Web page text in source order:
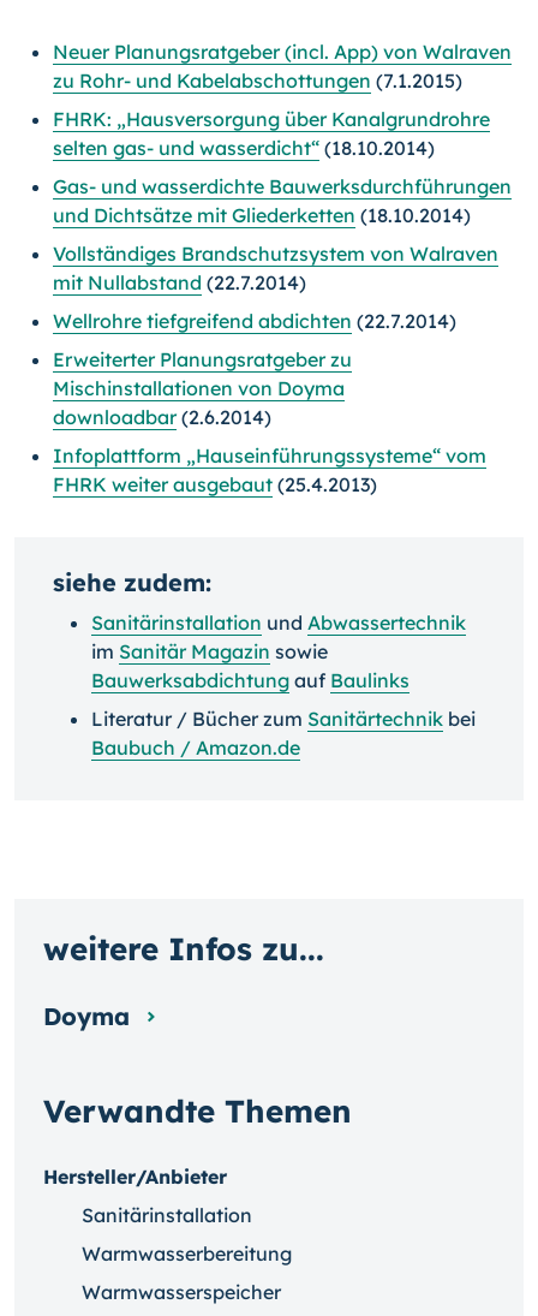
Neuer Planungsratgeber (incl. App) von Walraven
zu Rohr- und Kabelabschottungen (7.1.2015)
FHRK: „Hausversorgung über Kanalgrundrohre
selten gas- und wasserdicht“ (18.10.2014)
Gas- und wasserdichte Bauwerksdurchführungen
und Dichtsätze mit Gliederketten (18.10.2014)
Vollständiges Brandschutzsystem von Walraven
mit Nullabstand (22.7.2014)
Wellrohre tiefgreifend abdichten (22.7.2014)
Erweiterter Planungsratgeber zu
Mischinstallationen von Doyma
downloadbar(2.6.2014)
Infoplattform „Hauseinführungssysteme“ vom
FHRK weiter ausgebaut (25.4.2013)
siehe zudem:
Sanitärinstallation und Abwassertechnik
im Sanitär Magazin sowie
Bauwerksabdichtung auf Baulinks
Literatur / Bücher zum Sanitärtechnik bei
Baubuch / Amazon.de
Verwandte Themen
Hersteller/Anbieter
Sanitärinstallation
Warmwasserbereitung
Warmwasserspeicher
weitere Infos zu...
Doyma